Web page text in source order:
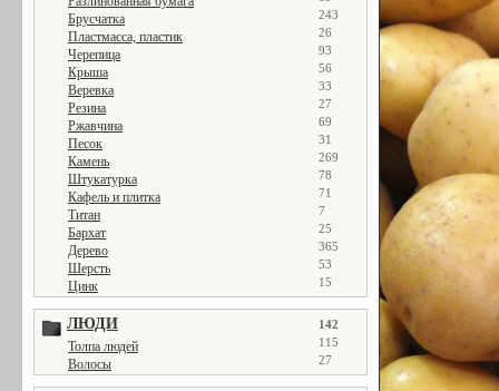
Брусчатка 243
Пластмасса, пластик 26
Черепица 93
Крыша 56
Веревка 33
Резина 27
Ржавчина 69
Песок 31
Камень 269
Штукатурка 78
Кафель и плитка 71
Титан 7
Бархат 25
Дерево 365
Шерсть 53
Цинк 15
ЛЮДИ 142
Толпа людей 115
Волосы 27